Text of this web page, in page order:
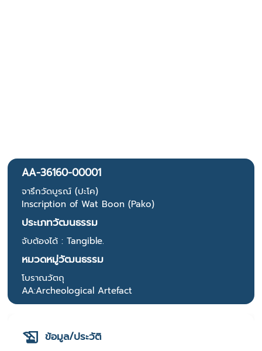
AA-36160-00001
จารึกวัดบูรณ์ (ปะโค)
Inscription of Wat Boon (Pako)
ประเภทวัฒนธรรม
จับต้องได้ : Tangible.
หมวดหมู่วัฒนธรรม
โบราณวัตถุ
AA:Archeological Artefact
ข้อมูล/ประวัติ